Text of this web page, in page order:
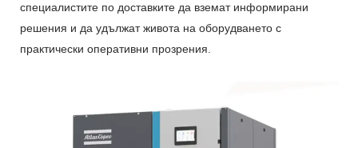
специалистите по доставките да вземат информирани
решения и да удължат живота на оборудването с
практически оперативни прозрения.